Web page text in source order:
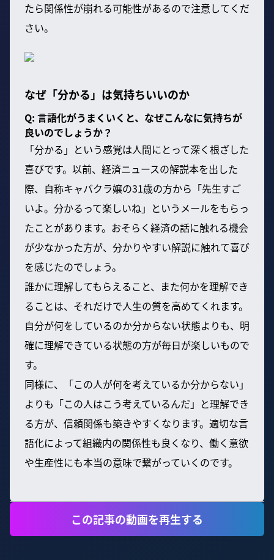
たら関係性が崩れる可能性があるので注意してくだ
さい。
なぜ「分かる」は気持ちいいのか
Q: 言語化がうまくいくと、なぜこんなに気持ちが
良いのでしょうか？
「分かる」という感覚は人間にとって深く根ざした
喜びです。以前、経済ニュースの解説本を出した
際、自称キャバクラ嬢の31歳の方から「先生すご
いよ。分かるって楽しいね」というメールをもらっ
たことがあります。おそらく経済の話に触れる機会
が少なかった方が、分かりやすい解説に触れて喜び
を感じたのでしょう。
誰かに理解してもらえること、また何かを理解でき
ることは、それだけで人生の質を高めてくれます。
自分が何をしているのか分からない状態よりも、明
確に理解できている状態の方が毎日が楽しいもので
す。
同様に、「この人が何を考えているか分からない」
よりも「この人はこう考えているんだ」と理解でき
る方が、信頼関係も築きやすくなります。適切な言
語化によって組織内の関係性も良くなり、働く意欲
や生産性にも本当の意味で繋がっていくのです。
この記事の動画を再生する